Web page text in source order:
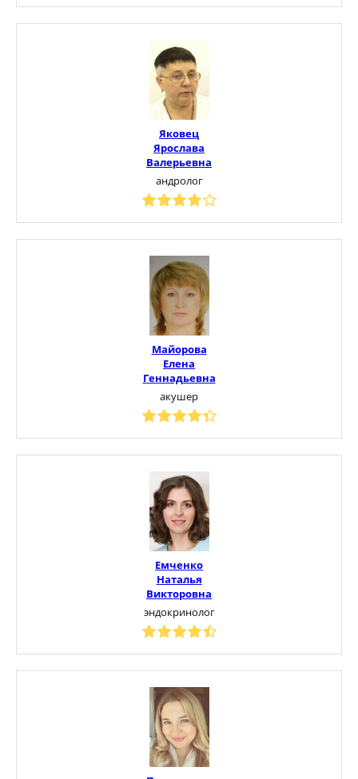
Яковец
Ярослава
Валерьевна
андролог
Майорова
Елена
Геннадьевна
акушер
Емченко
Наталья
Викторовна
эндокринолог